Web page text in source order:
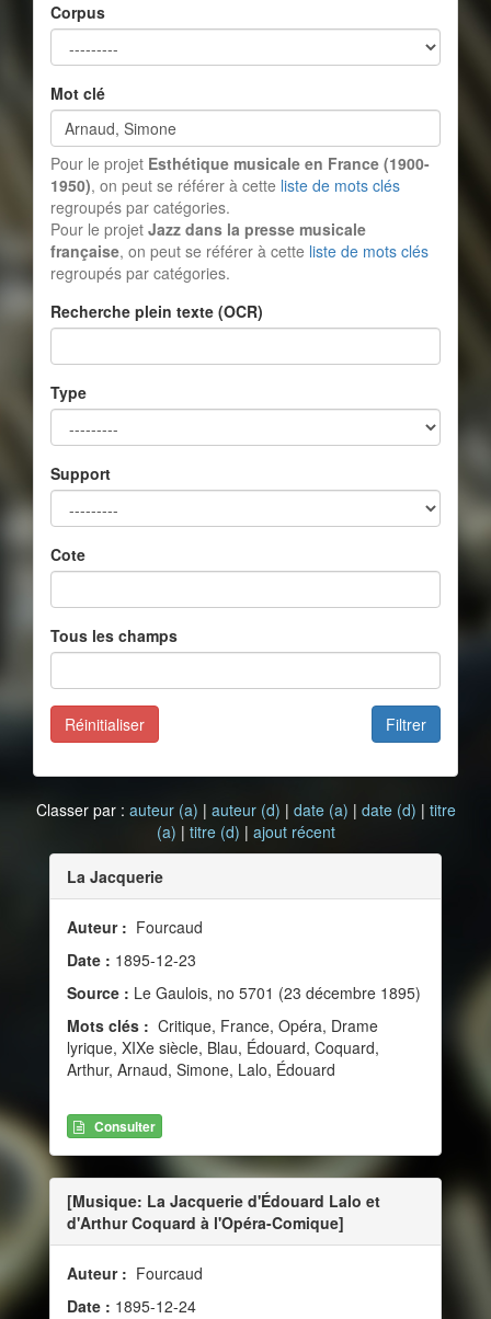
Corpus
Mot clé
Pour le projet Esthétique musicale en France (1900-
1950), on peut se référer à cette liste de mots clés
regroupés par catégories.
Pour le projet Jazz dans la presse musicale
française, on peut se référer à cette liste de mots clés
regroupés par catégories.
Recherche plein texte (OCR)
Type
Support
Cote
Tous les champs
Filtrer
Réinitialiser
Classer par : auteur (a) | auteur (d) | date (a) | date (d) | titre
(a) | titre (d) | ajout récent
La Jacquerie
Auteur : Fourcaud
Date : 1895-12-23
Source : Le Gaulois, no 5701 (23 décembre 1895)
Mots clés : Critique, France, Opéra, Drame
lyrique, XIXe siècle, Blau, Édouard, Coquard,
Arthur, Arnaud, Simone, Lalo, Édouard
Consulter
[Musique: La Jacquerie d'Édouard Lalo et
d'Arthur Coquard à l'Opéra-Comique]
Auteur : Fourcaud
Date : 1895-12-24